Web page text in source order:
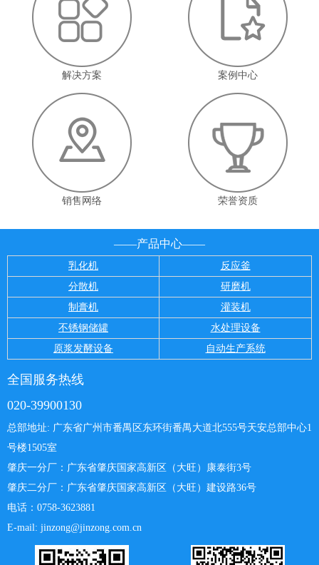
解决方案 案例中心
销售网络 荣誉资质
——产品中心——
乳化机
反应釜
分散机
研磨机
制膏机
灌装机
不锈钢储罐
水处理设备
原浆发酵设备
自动生产系统
全国服务热线
020-39900130
总部地址: 广东省广州市番禺区东环街番禺大道北555号天安总部中心1
号楼1505室
肇庆一分厂： 广东省肇庆国家高新区（大旺）康泰街3号
肇庆二分厂：广东省肇庆国家高新区（大旺）建设路36号
电话：0758-3623881
E-mail: jinzong@jinzong.com.cn